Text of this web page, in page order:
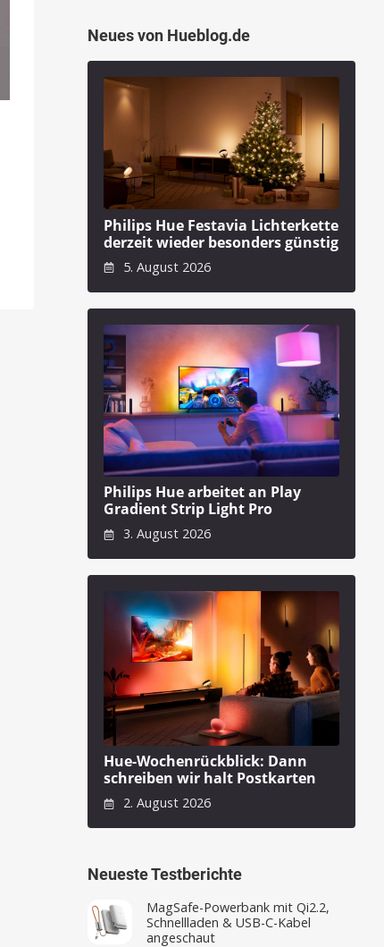
Neues von Hueblog.de
Philips Hue Festavia Lichterkette
derzeit wieder besonders günstig
5. August 2026
Philips Hue arbeitet an Play
Gradient Strip Light Pro
3. August 2026
Hue-Wochenrückblick: Dann
schreiben wir halt Postkarten
2. August 2026
Neueste Testberichte
MagSafe-Powerbank mit Qi2.2,
Schnellladen & USB-C-Kabel
angeschaut